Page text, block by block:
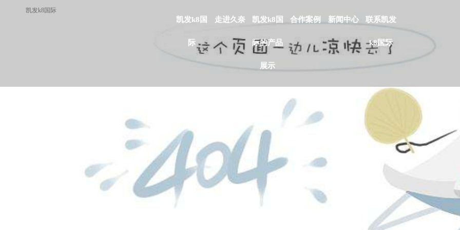
凯发k8国际
凯发k8国
际
走进久奈 凯发k8国
际的产品
展示
合作案例 新闻中心 联系凯发
k8国际